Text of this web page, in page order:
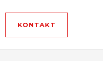
KONTAKT